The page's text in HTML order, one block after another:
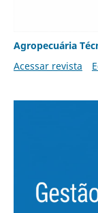
Agropecuária
Acessar revista